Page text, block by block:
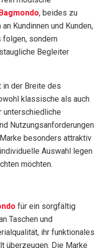
, beides zu
Kundinnen und Kunden,
folgen, sondern
Begleiter
in der Breite des
klassische als auch
unterschiedliche
Nutzungsanforderungen
besonders attraktiv
Auswahl legen
möchten.
für ein sorgfältig
Taschen und
ihr funktionales
überzeugen. Die Marke